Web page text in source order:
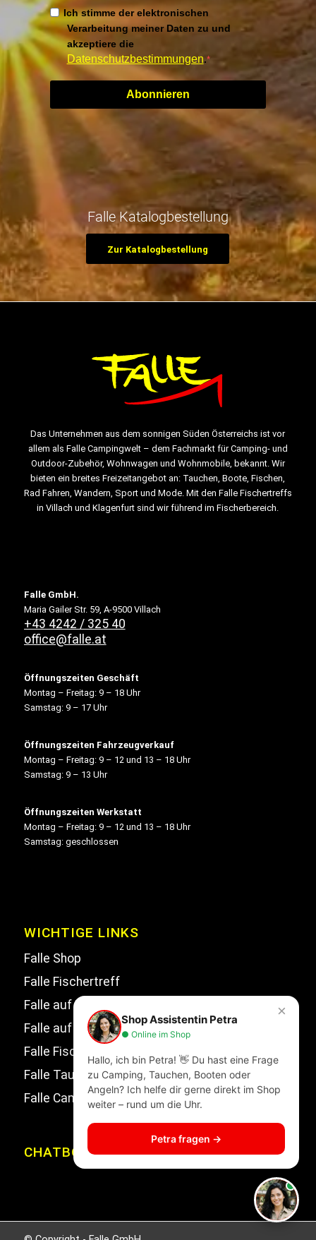
Ich stimme der elektronischen
Verarbeitung meiner Daten zu und
akzeptiere die
Datenschutzbestimmungen.
Abonnieren
Falle Katalogbestellung
Zur Katalogbestellung
Das Unternehmen aus dem sonnigen Süden Österreichs ist vor
allem als Falle Campingwelt – dem Fachmarkt für Camping- und
Outdoor-Zubehör, Wohnwagen und Wohnmobile, bekannt. Wir
bieten ein breites Freizeitangebot an: Tauchen, Boote, Fischen,
Rad Fahren, Wandern, Sport und Mode. Mit den Falle Fischertreffs
in Villach und Klagenfurt sind wir führend im Fischerbereich.
Falle GmbH.
Maria Gailer Str. 59, A-9500 Villach
+43 4242 / 325 40
office@falle.at
Öffnungszeiten Geschäft
Montag – Freitag: 9 – 18 Uhr
Samstag: 9 – 17 Uhr
Öffnungszeiten Fahrzeugverkauf
Montag – Freitag: 9 – 12 und 13 – 18 Uhr
Samstag: 9 – 13 Uhr
Öffnungszeiten Werkstatt
Montag – Freitag: 9 – 12 und 13 – 18 Uhr
Samstag: geschlossen
WICHTIGE LINKS
Falle Shop
Falle Fischertreff
Falle auf Facebook
Falle auf Instagram
Falle Fischertreff auf Facebook
Falle Tauchsport auf Facebook
Falle Campingwelt Katalog
CHATBOT
×
Shop Assistentin Petra
● Online im Shop
Hallo, ich bin Petra! 👋 Du hast eine Frage
zu Camping, Tauchen, Booten oder
Angeln? Ich helfe dir gerne direkt im Shop
weiter – rund um die Uhr.
Petra fragen →